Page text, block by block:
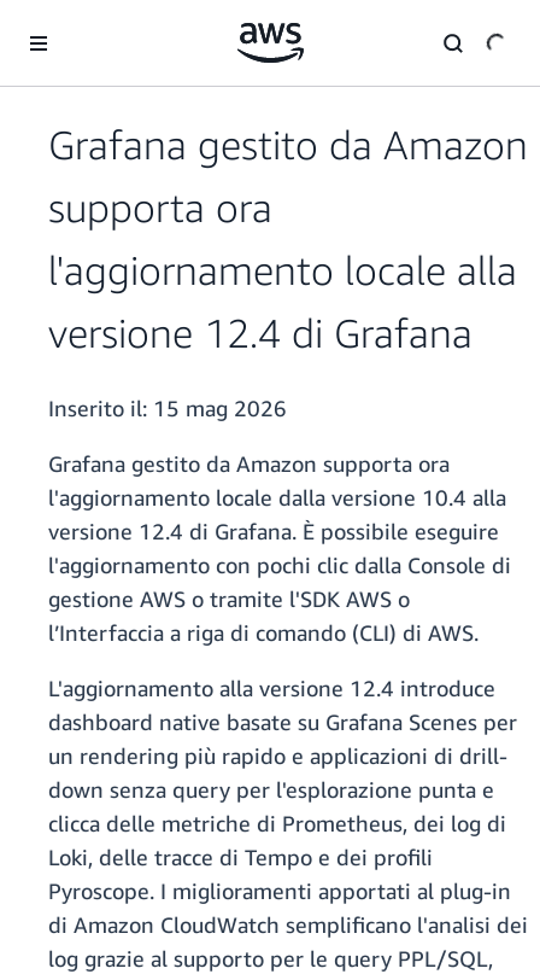
Grafana gestito da Amazon
supporta ora
l'aggiornamento locale alla
versione 12.4 di Grafana
Inserito il: 15 mag 2026
Grafana gestito da Amazon supporta ora
l'aggiornamento locale dalla versione 10.4 alla
versione 12.4 di Grafana. È possibile eseguire
l'aggiornamento con pochi clic dalla Console di
gestione AWS o tramite l'SDK AWS o
l’Interfaccia a riga di comando (CLI) di AWS.
L'aggiornamento alla versione 12.4 introduce
dashboard native basate su Grafana Scenes per
un rendering più rapido e applicazioni di drill-
down senza query per l'esplorazione punta e
clicca delle metriche di Prometheus, dei log di
Loki, delle tracce di Tempo e dei profili
Pyroscope. I miglioramenti apportati al plug-in
di Amazon CloudWatch semplificano l'analisi dei
log grazie al supporto per le query PPL/SQL,